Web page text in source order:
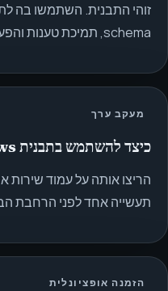
זוהי התבנית. השתמשו בה
schema, תמיכת טענות והפעולות הבאות.
מעקב ערך
כיצד להשתמש בתבנית AI Overviews תחילה
הריצו אותה על עמוד שירות
תעשייה אחד לפני הרחבת
הזמנה אופציונלית